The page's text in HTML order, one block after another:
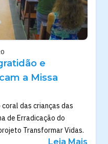
e
a Missa
das crianças das
de Erradicação do
Transformar Vidas.
Leia Mais